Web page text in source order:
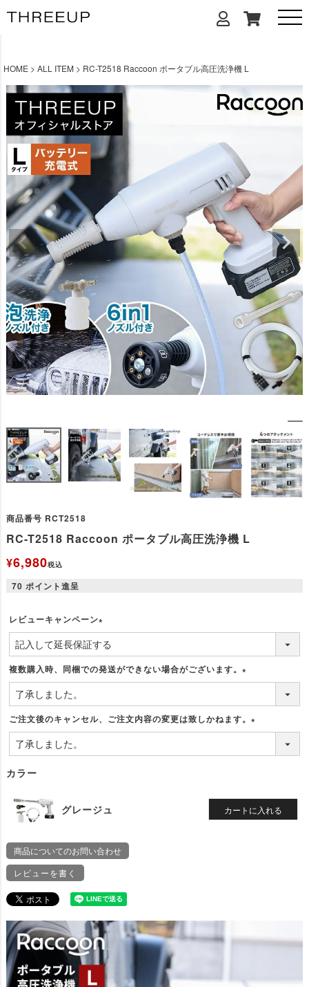
HOME ALL ITEM RC-T2518 Raccoon ポータブル高圧洗浄機 L
商品番号 RCT2518
RC-T2518 Raccoon ポータブル高圧洗浄機 L
¥6,980税込
70 ポイント進呈
レビューキャンペーン
必
須
)
複数購入時、同梱での発送ができない場合がございます。
必
)
ご注文後のキャンセル、ご注文内容の変更は致しかねます。
必
カラー
グレージュ カートに入れる
商品についてのお問い合わせ
レビューを書く